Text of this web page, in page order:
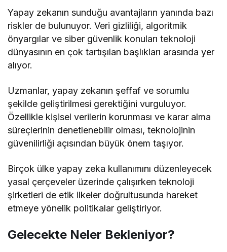
Yapay zekanın sunduğu avantajların yanında bazı
riskler de bulunuyor. Veri gizliliği, algoritmik
önyargılar ve siber güvenlik konuları teknoloji
dünyasının en çok tartışılan başlıkları arasında yer
alıyor.
Uzmanlar, yapay zekanın şeffaf ve sorumlu
şekilde geliştirilmesi gerektiğini vurguluyor.
Özellikle kişisel verilerin korunması ve karar alma
süreçlerinin denetlenebilir olması, teknolojinin
güvenilirliği açısından büyük önem taşıyor.
Birçok ülke yapay zeka kullanımını düzenleyecek
yasal çerçeveler üzerinde çalışırken teknoloji
şirketleri de etik ilkeler doğrultusunda hareket
etmeye yönelik politikalar geliştiriyor.
Gelecekte Neler Bekleniyor?